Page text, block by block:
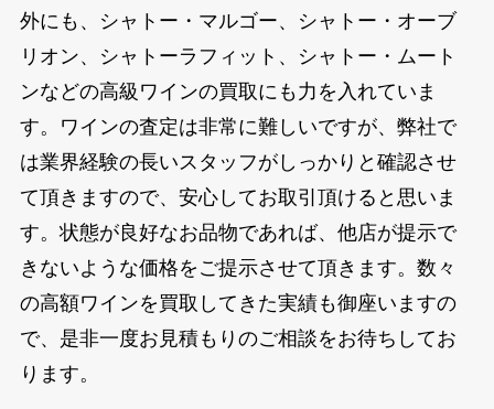
外にも、シャトー・マルゴー、シャトー・オーブ
リオン、シャトーラフィット、シャトー・ムート
ンなどの高級ワインの買取にも力を入れていま
す。ワインの査定は非常に難しいですが、弊社で
は業界経験の長いスタッフがしっかりと確認させ
て頂きますので、安心してお取引頂けると思いま
す。状態が良好なお品物であれば、他店が提示で
きないような価格をご提示させて頂きます。数々
の高額ワインを買取してきた実績も御座いますの
で、是非一度お見積もりのご相談をお待ちしてお
ります。